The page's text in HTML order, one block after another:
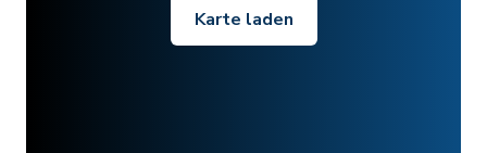
Karte laden